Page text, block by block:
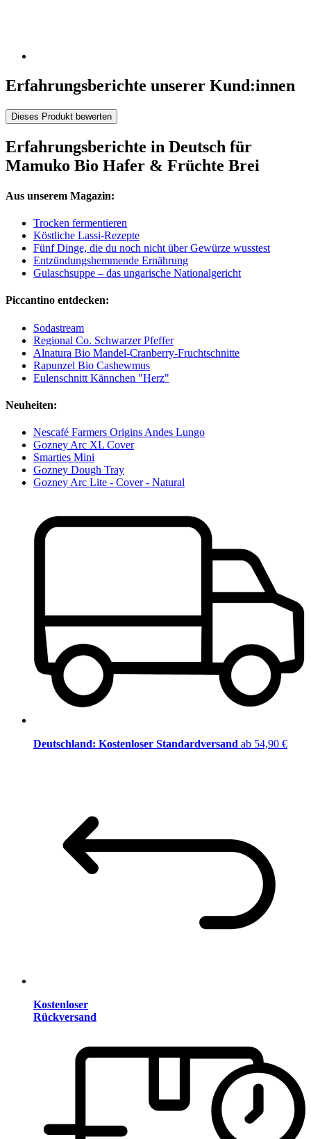
Erfahrungsberichte unserer Kund:innen
Dieses Produkt bewerten
Erfahrungsberichte in Deutsch für
Mamuko Bio Hafer & Früchte Brei
Aus unserem Magazin:
Trocken fermentieren
Köstliche Lassi-Rezepte
Fünf Dinge, die du noch nicht über Gewürze wusstest
Entzündungshemmende Ernährung
Gulaschsuppe – das ungarische Nationalgericht
Piccantino entdecken:
Sodastream
Regional Co. Schwarzer Pfeffer
Alnatura Bio Mandel-Cranberry-Fruchtschnitte
Rapunzel Bio Cashewmus
Eulenschnitt Kännchen "Herz"
Neuheiten:
Nescafé Farmers Origins Andes Lungo
Gozney Arc XL Cover
Smarties Mini
Gozney Dough Tray
Gozney Arc Lite - Cover - Natural
Deutschland: Kostenloser Standardversand ab 54,90 €
Kostenloser
Rückversand